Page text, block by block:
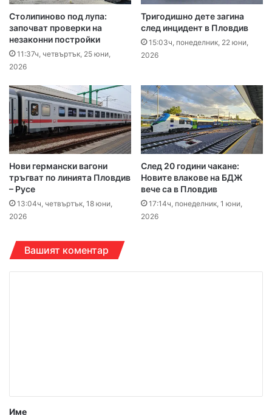
Столипиново под лупа:
започват проверки на
незаконни постройки
11:37ч, четвъртък, 25 юни,
2026
Тригодишно дете загина
след инцидент в Пловдив
15:03ч, понеделник, 22 юни,
2026
Нови германски вагони
тръгват по линията Пловдив
– Русе
13:04ч, четвъртък, 18 юни,
2026
След 20 години чакане:
Новите влакове на БДЖ
вече са в Пловдив
17:14ч, понеделник, 1 юни,
2026
Вашият коментар
р
Име